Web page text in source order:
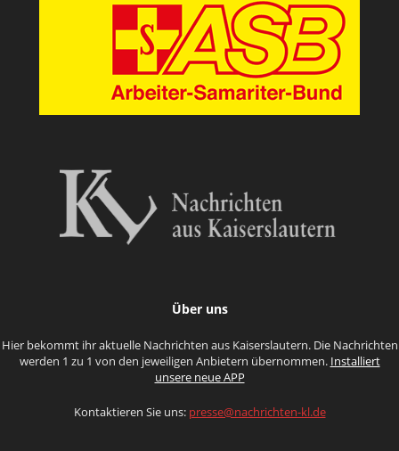
Über uns
Hier bekommt ihr aktuelle Nachrichten aus Kaiserslautern. Die Nachrichten
werden 1 zu 1 von den jeweiligen Anbietern übernommen. Installiert
unsere neue APP
Kontaktieren Sie uns: presse@nachrichten-kl.de